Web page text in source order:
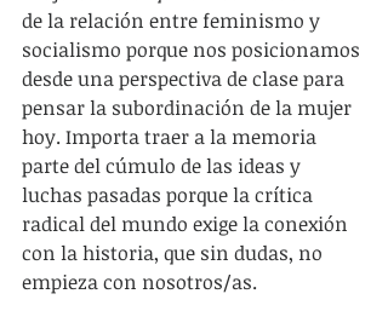
de la relación entre feminismo y
socialismo porque nos posicionamos
desde una perspectiva de clase para
pensar la subordinación de la mujer
hoy. Importa traer a la memoria
parte del cúmulo de las ideas y
luchas pasadas porque la crítica
radical del mundo exige la conexión
con la historia, que sin dudas, no
empieza con nosotros/as.